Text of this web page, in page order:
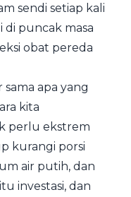
sendi setiap kali
di puncak masa
obat pereda
apa yang
kita
perlu ekstrem
kurangi porsi
air putih, dan
investasi, dan